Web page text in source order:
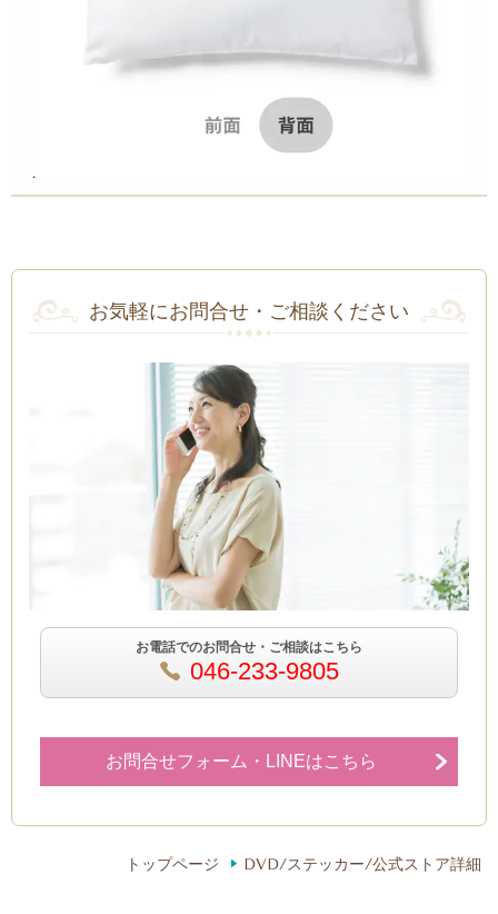
お気軽にお問合せ・ご相談ください
お電話でのお問合せ・ご相談はこちら
046-233-9805
お問合せフォーム・LINEはこちら
トップページ DVD/ステッカー/公式ストア詳細